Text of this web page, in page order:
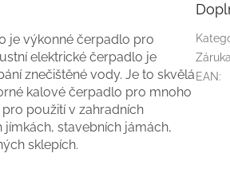
je výkonné čerpadlo pro
elektrické čerpadlo je
znečištěné vody. Je to skvělá
kalové čerpadlo pro mnoho
použití v zahradních
stavebních jámách,
sklepích.
Záruka
EAN: